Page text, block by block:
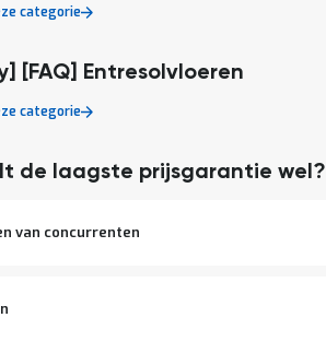
categorie
[FAQ] Entresolvloeren
categorie
de laagste prijsgarantie wel?
van concurrenten